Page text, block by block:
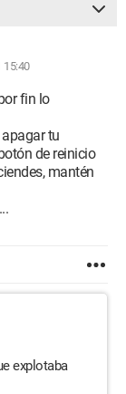
15:40
fin lo
tu
de reinicio
mantén
explotaba